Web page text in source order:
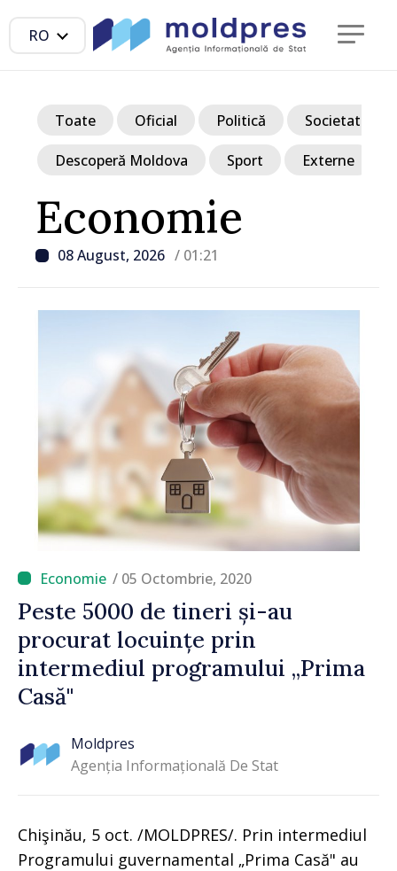
RO
Economie
08 August, 2026 / 01:21
Toate Oficial Politică Societate
Descoperă Moldova Sport Externe
/ 05 Octombrie, 2020
Peste 5000 de tineri și-au
procurat locuințe prin
intermediul programului „Prima
Casă"
Moldpres
Agenția Informațională De Stat
Chişinău, 5 oct. /MOLDPRES/. Prin intermediul
Programului guvernamental „Prima Casă" au